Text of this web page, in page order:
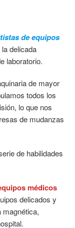
de equipos
delicada
laboratorio.
de mayor
todos los
lo que nos
de mudanzas
de habilidades
médicos
delicados y
magnética,